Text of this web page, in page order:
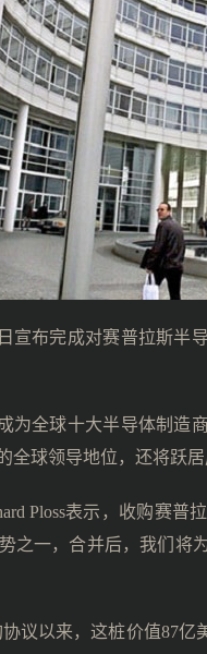
宣布完成对赛普拉斯半
为全球十大半导体制造
全球领导地位，还将跃
Ploss表示，收购赛
之一，合并后，我们将
议以来，这桩价值87